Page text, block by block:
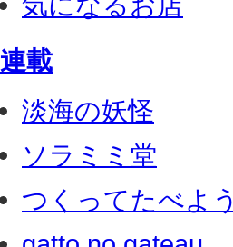
連載
淡海の妖怪
ソラミミ堂
つくってたべよう